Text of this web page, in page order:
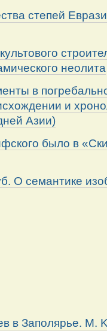
степей
неолита
в
и
Азии)
было в
О семантике
в Заполярье. M.